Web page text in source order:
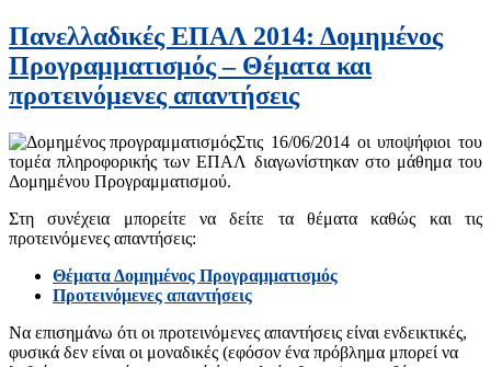
Πανελλαδικές ΕΠΑΛ 2014: Δομημένος
Προγραμματισμός – Θέματα και
προτεινόμενες απαντήσεις
Στις 16/06/2014 οι υποψήφιοι του
τομέα πληροφορικής των ΕΠΑΛ διαγωνίστηκαν στο μάθημα του
Δομημένου Προγραμματισμού.
Στη συνέχεια μπορείτε να δείτε τα θέματα καθώς και τις
προτεινόμενες απαντήσεις:
Θέματα Δομημένος Προγραμματισμός
Προτεινόμενες απαντήσεις
Να επισημάνω ότι οι προτεινόμενες απαντήσεις είναι ενδεικτικές,
φυσικά δεν είναι οι μοναδικές (εφόσον ένα πρόβλημα μπορεί να